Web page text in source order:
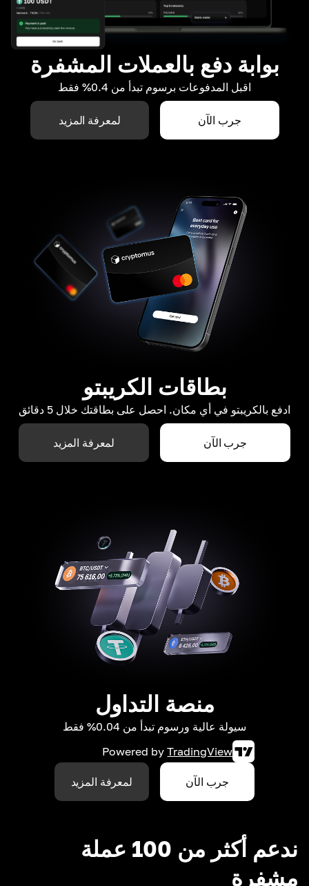
بوابة دفع بالعملات المشفرة
اقبل المدفوعات برسوم تبدأ من 0.4% فقط
جرب الآن لمعرفة المزيد
بطاقات الكريبتو
ادفع بالكريبتو في أي مكان. احصل على بطاقتك خلال 5 دقائق
جرب الآن لمعرفة المزيد
منصة التداول
سيولة عالية ورسوم تبدأ من 0.04% فقط
Powered by TradingView
جرب الآن لمعرفة المزيد
ندعم أكثر من 100 عملة
مشفرة